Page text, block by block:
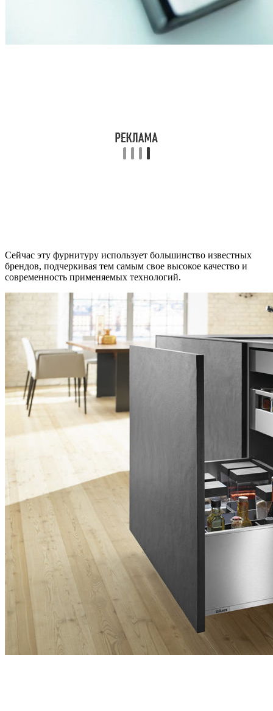
Сейчас эту фурнитуру использует большинство известных
брендов, подчеркивая тем самым свое высокое качество и
современность применяемых технологий.